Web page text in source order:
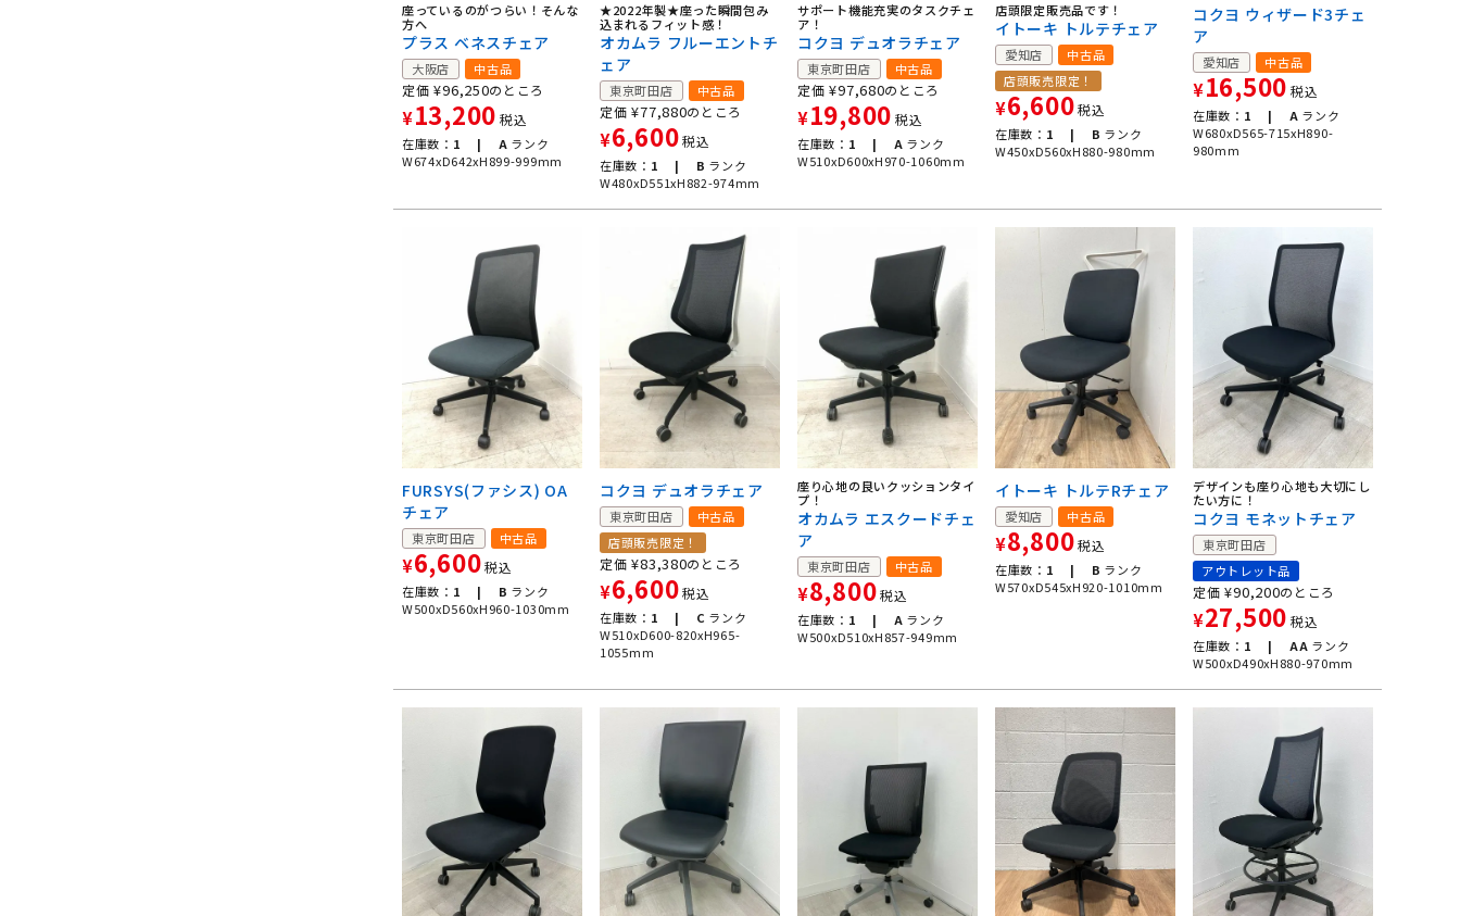
座っているのがつらい！そんな
方へ
プラス ベネスチェア
大阪店 中古品
定価 ¥96,250のところ
¥13,200 税込
在庫数： 1 | A ランク
W674xD642xH899-999mm
★2022年製★座った瞬間包み
込まれるフィット感！
オカムラ フルーエントチ
ェア
東京町田店 中古品
定価 ¥77,880のところ
¥6,600税込
在庫数： 1 | B ランク
W480xD551xH882-974mm
サポート機能充実のタスクチェ
ア！
コクヨ デュオラチェア
東京町田店 中古品
定価 ¥97,680のところ
¥19,800 税込
在庫数： 1 | A ランク
W510xD600xH970-1060mm
店頭限定販売品です！
イトーキ トルテチェア
愛知店
中古品
店頭販売限定！
¥6,600税込
在庫数： 1 | B ランク
W450xD560xH880-980mm
コクヨ ウィザード3チェ
ア
愛知店 中古品
¥16,500 税込
在庫数： 1 | A ランク
W680xD565-715xH890-
980mm
FURSYS(ファシス) OA
チェア
東京町田店 中古品
¥6,600税込
在庫数： 1 | B ランク
W500xD560xH960-1030mm
コクヨ デュオラチェア
東京町田店
中古品
店頭販売限定！
定価 ¥83,380のところ
¥6,600税込
在庫数： 1 | C ランク
W510xD600-820xH965-
1055mm
座り心地の良いクッションタイ
プ！
オカムラ エスクードチェ
ア
東京町田店 中古品
¥8,800税込
在庫数： 1 | A ランク
W500xD510xH857-949mm
イトーキ トルテRチェア
愛知店 中古品
¥8,800税込
在庫数： 1 | B ランク
W570xD545xH920-1010mm
デザインも座り心地も大切にし
たい方に！
コクヨ モネットチェア
東京町田店
アウトレット品
定価 ¥90,200のところ
¥27,500 税込
在庫数： 1 | AA ランク
W500xD490xH880-970mm